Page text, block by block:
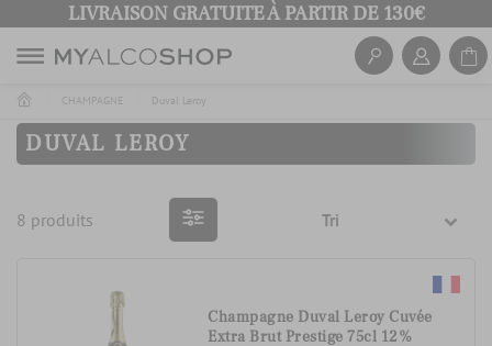
LIVRAISON GRATUITE À PARTIR DE 130€
CHAMPAGNE Duval Leroy
DUVAL LEROY
8 produits Tri
Champagne Duval Leroy Cuvée
Extra Brut Prestige 75cl 12%